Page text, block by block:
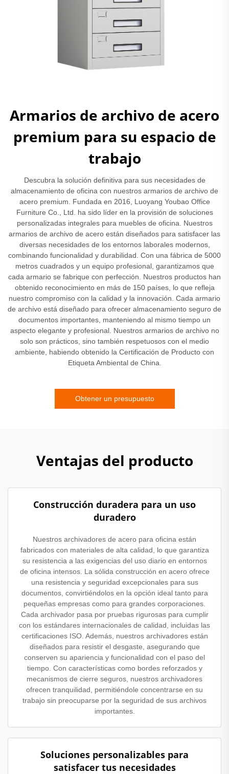
Armarios de archivo de acero
premium para su espacio de
trabajo
Descubra la solución definitiva para sus necesidades de
almacenamiento de oficina con nuestros armarios de archivo de
acero premium. Fundada en 2016, Luoyang Youbao Office
Furniture Co., Ltd. ha sido líder en la provisión de soluciones
personalizadas integrales para muebles de oficina. Nuestros
armarios de archivo de acero están diseñados para satisfacer las
diversas necesidades de los entornos laborales modernos,
combinando funcionalidad y durabilidad. Con una fábrica de 5000
metros cuadrados y un equipo profesional, garantizamos que
cada armario se fabrique con perfección. Nuestros productos han
obtenido reconocimiento en más de 150 países, lo que refleja
nuestro compromiso con la calidad y la innovación. Cada armario
de archivo está diseñado para ofrecer almacenamiento seguro de
documentos importantes, manteniendo al mismo tiempo un
aspecto elegante y profesional. Nuestros armarios de archivo no
solo son prácticos, sino también respetuosos con el medio
ambiente, habiendo obtenido la Certificación de Producto con
Etiqueta Ambiental de China.
Obtener un presupuesto
Ventajas del producto
Construcción duradera para un uso
duradero
Nuestros archivadores de acero para oficina están
fabricados con materiales de alta calidad, lo que garantiza
su resistencia a las exigencias del uso diario en entornos
de oficina intensos. La sólida construcción en acero ofrece
una resistencia y seguridad excepcionales para sus
documentos, convirtiéndolos en la opción ideal tanto para
pequeñas empresas como para grandes corporaciones.
Cada archivador pasa por pruebas rigurosas para cumplir
con los estándares internacionales de calidad, incluidas las
certificaciones ISO. Además, nuestros archivadores están
diseñados para resistir el desgaste, asegurando que
conserven su apariencia y funcionalidad con el paso del
tiempo. Con características como bordes reforzados y
mecanismos de cierre seguros, nuestros archivadores
ofrecen tranquilidad, permitiéndole concentrarse en su
trabajo sin preocuparse por la seguridad de sus archivos
importantes.
Soluciones personalizables para
satisfacer tus necesidades